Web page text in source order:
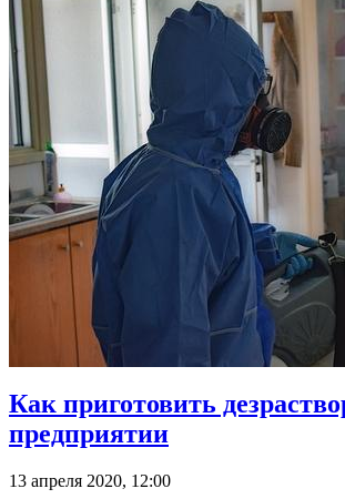
Как приготовить
предприятии
13 апреля 2020, 12:00